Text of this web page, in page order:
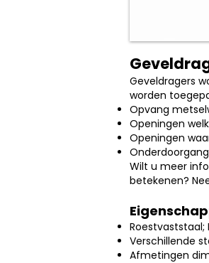
Geveldragers
worden
Opvang
Openingen
Openingen
Wilt u meer
betekenen?
Roestvaststaal;
Verschillende
Afmetingen